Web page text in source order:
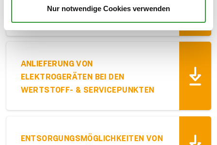
Nur notwendige Cookies verwenden
DSGVO GRÜNGUT UND SPERRMÜLL
ANLIEFERUNG VON
ELEKTROGERÄTEN BEI DEN
WERTSTOFF- & SERVICEPUNKTEN
ENTSORGUNGSMÖGLICHKEITEN VON